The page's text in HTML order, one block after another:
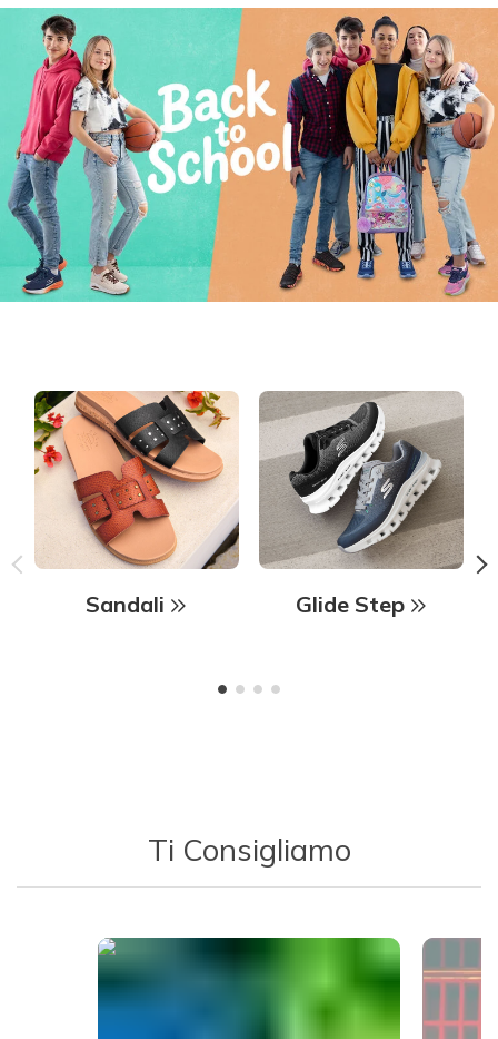
Sandali Glide Step
Ti Consigliamo
Media Carousel - Carousel with product photos. Use the